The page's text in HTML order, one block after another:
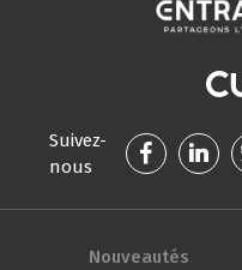
Suivez-
nous
Nouveautés